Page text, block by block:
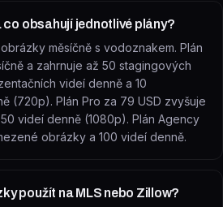
co obsahují jednotlivé plány?
měsíčně s vodoznakem. Plán
a zahrnuje až 50 stagingových
videí denně a 10
(720p). Plán Pro za 79 USD zvyšuje
videí denně (1080p). Plán Agency
obrázky a 100 videí denně.
použít na MLS nebo Zillow?